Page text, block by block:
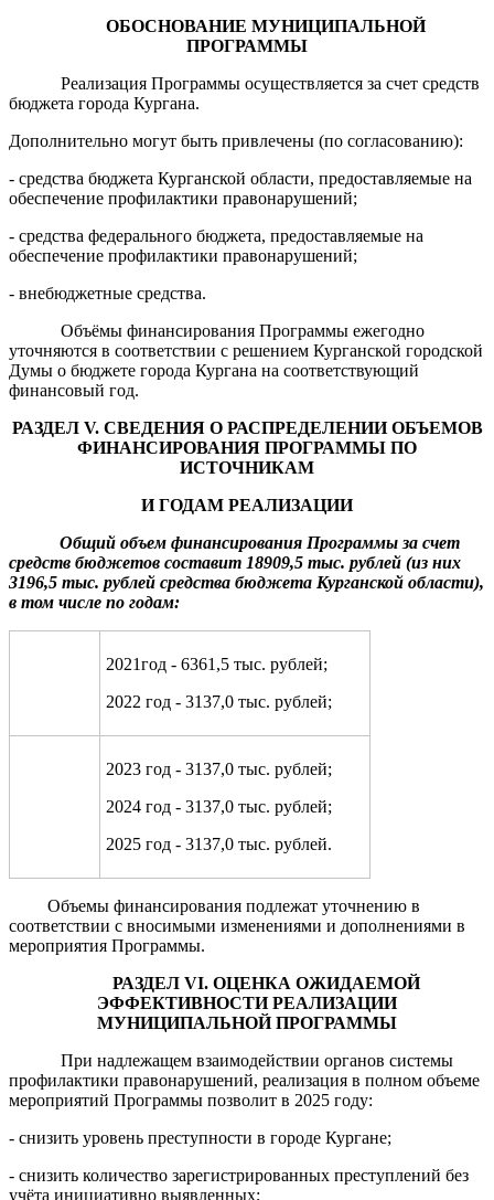
ОБОСНОВАНИЕМУНИЦИПАЛЬНОЙ
ПРОГРАММЫ
Реализация Программы осуществляется за счет средств
бюджета города Кургана.
Дополнительно могут быть привлечены (по согласованию):
- средства бюджета Курганской области, предоставляемые на
обеспечение профилактики правонарушений;
- средства федерального бюджета, предоставляемые на
обеспечение профилактики правонарушений;
- внебюджетные средства.
Объёмы финансирования Программы ежегодно
уточняются в соответствии с решением Курганской городской
Думы о бюджете города Кургана на соответствующий
финансовый год.
РАЗДЕЛ V. СВЕДЕНИЯ О РАСПРЕДЕЛЕНИИ ОБЪЕМОВ
ФИНАНСИРОВАНИЯ ПРОГРАММЫ ПО
ИСТОЧНИКАМ
И ГОДАМ РЕАЛИЗАЦИИ
Общий объем финансирования Программы за счет
средств бюджетов составит 18909,5 тыс. рублей (из них
3196,5 тыс. рублей средства бюджета Курганской области),
в том числе по годам:
2021год - 6361,5 тыс. рублей;
2022 год - 3137,0 тыс. рублей;
2023 год - 3137,0 тыс. рублей;
2024 год - 3137,0 тыс. рублей;
2025 год - 3137,0 тыс. рублей.
Объемы финансирования подлежат уточнению в
соответствии с вносимыми изменениями и дополнениями в
мероприятия Программы.
РАЗДЕЛ VI. ОЦЕНКА ОЖИДАЕМОЙ
ЭФФЕКТИВНОСТИ РЕАЛИЗАЦИИ
МУНИЦИПАЛЬНОЙПРОГРАММЫ
При надлежащем взаимодействии органов системы
профилактики правонарушений, реализация в полном объеме
мероприятий Программы позволит в 2025 году:
- снизить уровень преступности в городе Кургане;
- снизить количество зарегистрированных преступлений без
учёта инициативно выявленных;